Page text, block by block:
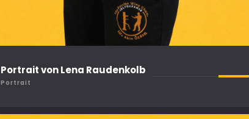
Portrait von Lena Raudenkolb
Portrait